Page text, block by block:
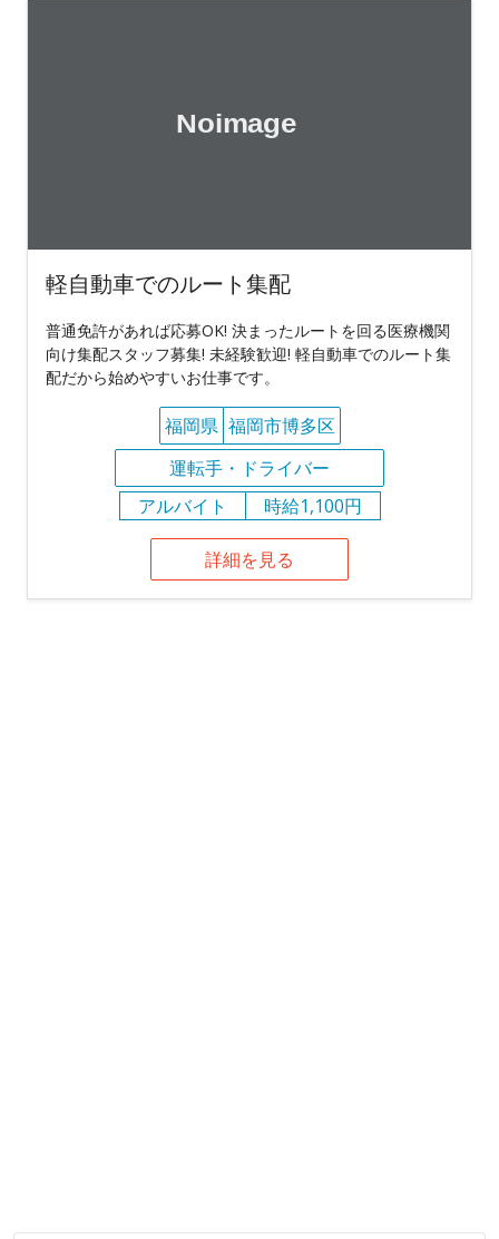
軽自動車でのルート集配
普通免許があれば応募OK! 決まったルートを回る医療機関
向け集配スタッフ募集! 未経験歓迎! 軽自動車でのルート集
配だから始めやすいお仕事です。
福岡県 福岡市博多区
運転手・ドライバー
アルバイト
時給1,100円
詳細を見る